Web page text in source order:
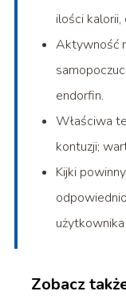
ilości kalorii,
Aktywność
endorfin.
Właściwa
kontuzji;
Kijki
Zobacz